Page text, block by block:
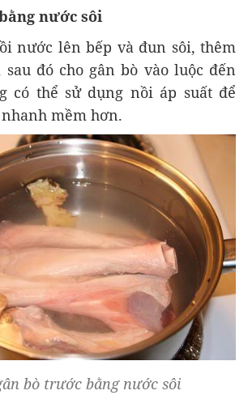
nước sôi
nước lên bếp và đun sôi, thêm
đó cho gân bò vào luộc đến
có thể sử dụng nồi áp suất để
mềm hơn.
bò trước bằng nước sôi